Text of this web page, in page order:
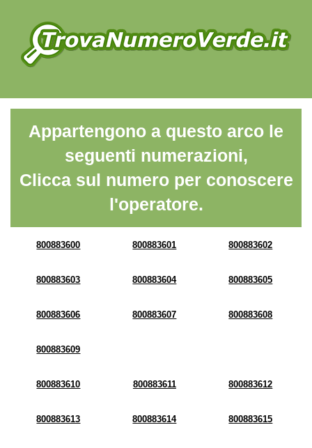
Appartengono a questo arco le
seguenti numerazioni,
Clicca sul numero per conoscere
l'operatore.
800883600 800883601 800883602
800883603 800883604 800883605
800883606 800883607 800883608
800883609
800883610 800883611 800883612
800883613 800883614 800883615